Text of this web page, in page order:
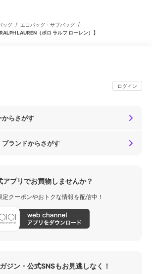
ッグ / エコバッグ・サブバッグ /
LAUREN（ポロ ラルフ ローレン）】
ログイン
からさがす
ブランドからさがす
アプリでお買物しませんか？
定クーポンやおトクな情報を配信中！
ジン・公式SNSもお見逃しなく！